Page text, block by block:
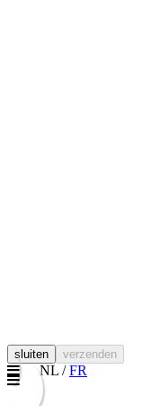
NL /FR
sluiten verzenden